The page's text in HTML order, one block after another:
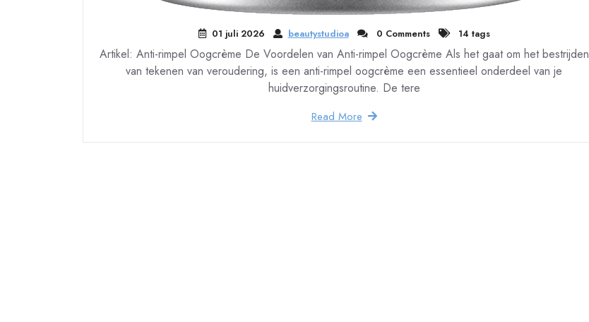
01 juli 2026 beautystudioa 0 Comments 14 tags
Artikel: Anti-rimpel Oogcrème De Voordelen van Anti-rimpel Oogcrème Als het gaat om het bestrijden
van tekenen van veroudering, is een anti-rimpel oogcrème een essentieel onderdeel van je
huidverzorgingsroutine. De tere
Read More